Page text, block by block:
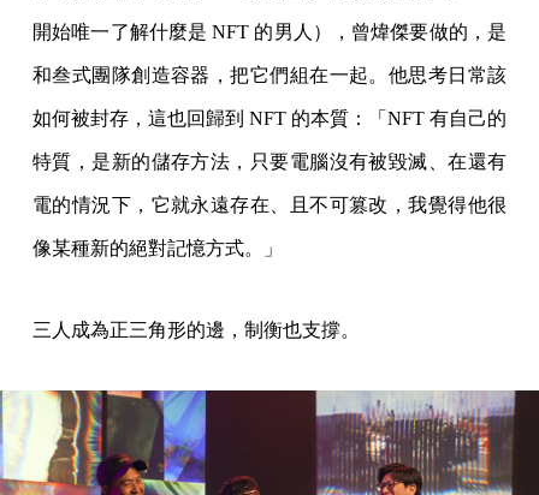
開始唯一了解什麼是 NFT 的男人），曾煒傑要做的，是
和叁式團隊創造容器，把它們組在一起。他思考日常該
如何被封存，這也回歸到 NFT 的本質：「NFT 有自己的
特質，是新的儲存方法，只要電腦沒有被毀滅、在還有
電的情況下，它就永遠存在、且不可篡改，我覺得他很
像某種新的絕對記憶方式。」
三人成為正三角形的邊，制衡也支撐。